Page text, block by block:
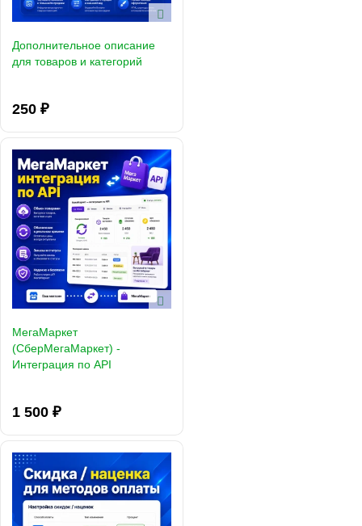
Дополнительное описание
для товаров и категорий
250 ₽
МегаМаркет
(СберМегаМаркет) -
Интеграция по API
1 500 ₽